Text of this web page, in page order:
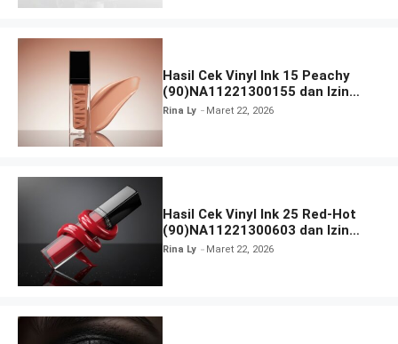
Hasil Cek Vinyl Ink 15 Peachy
(90)NA11221300155 dan Izin
BPOM
Rina Ly Maret 22, 2026
Hasil Cek Vinyl Ink 25 Red-Hot
(90)NA11221300603 dan Izin
BPOM
Rina Ly Maret 22, 2026